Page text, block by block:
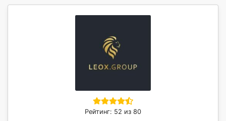
Рейтинг: 52 из 80